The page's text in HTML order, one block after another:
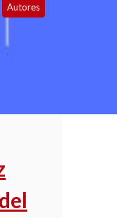
Autores